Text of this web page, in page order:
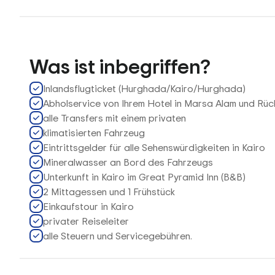
Was ist inbegriffen?
Inlandsflugticket (Hurghada/Kairo/Hurghada)
Abholservice von Ihrem Hotel in Marsa Alam und
alle Transfers mit einem privaten
klimatisierten Fahrzeug
Eintrittsgelder für alle Sehenswürdigkeiten in Kairo
Mineralwasser an Bord des Fahrzeugs
Unterkunft in Kairo im Great Pyramid Inn (B&B)
2 Mittagessen und 1 Frühstück
Einkaufstour in Kairo
privater Reiseleiter
alle Steuern und Servicegebühren.